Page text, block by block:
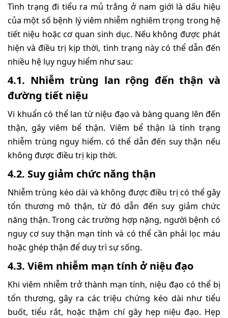
Tình trạng đi tiểu ra mủ trắng ở nam giới là dấu hiệu
của một số bệnh lý viêm nhiễm nghiêm trọng trong hệ
tiết niệu hoặc cơ quan sinh dục. Nếu không được phát
hiện và điều trị kịp thời, tình trạng này có thể dẫn đến
nhiều hệ lụy nguy hiểm như sau:
4.1. Nhiễm trùng lan rộng đến thận và
đường tiết niệu
Vi khuẩn có thể lan từ niệu đạo và bàng quang lên đến
thận, gây viêm bể thận. Viêm bể thận là tình trạng
nhiễm trùng nguy hiểm. có thể dẫn đến suy thận nếu
không được điều trị kịp thời.
4.2. Suy giảm chức năng thận
Nhiễm trùng kéo dài và không được điều trị có thể gây
tổn thương mô thận, từ đó dẫn đến suy giảm chức
năng thận. Trong các trường hợp nặng, người bệnh có
nguy cơ suy thận mạn tính và có thể cần phải lọc máu
hoặc ghép thận để duy trì sự sống.
4.3. Viêm nhiễm mạn tính ở niệu đạo
Khi viêm nhiễm trở thành mạn tính, niệu đạo có thể bị
tổn thương, gây ra các triệu chứng kéo dài như tiểu
buốt, tiểu rắt, hoặc thậm chí gây hẹp niệu đạo. Hẹp